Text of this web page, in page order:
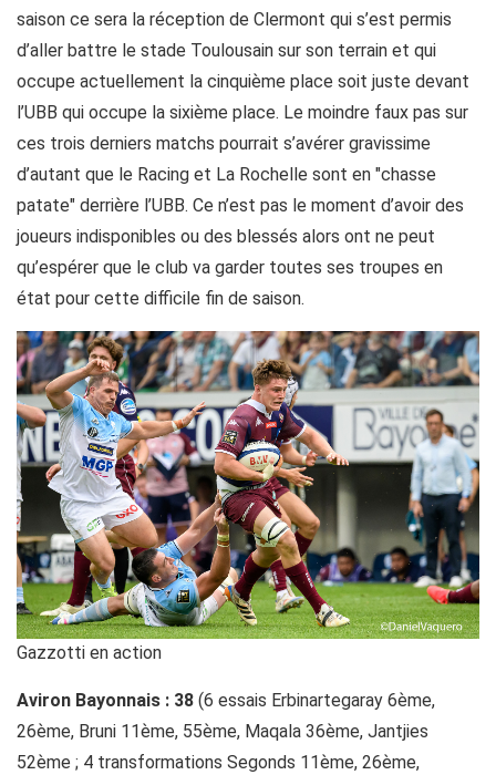
saison ce sera la réception de Clermont qui s’est permis
d’aller battre le stade Toulousain sur son terrain et qui
occupe actuellement la cinquième place soit juste devant
l’UBB qui occupe la sixième place. Le moindre faux pas sur
ces trois derniers matchs pourrait s’avérer gravissime
d’autant que le Racing et La Rochelle sont en "chasse
patate" derrière l’UBB. Ce n’est pas le moment d’avoir des
joueurs indisponibles ou des blessés alors ont ne peut
qu’espérer que le club va garder toutes ses troupes en
état pour cette difficile fin de saison.
Gazzotti en action
Aviron Bayonnais : 38 (6 essais Erbinartegaray 6ème,
26ème, Bruni 11ème, 55ème, Maqala 36ème, Jantjies
52ème ; 4 transformations Segonds 11ème, 26ème,